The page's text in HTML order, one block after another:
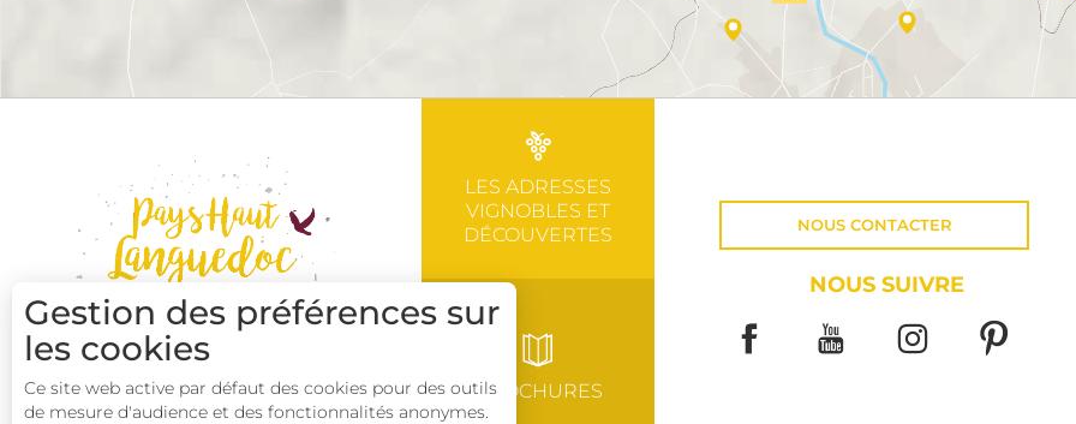
LES ADRESSES
VIGNOBLES ET
DÉCOUVERTES
BROCHURES
NOUS CONTACTER
NOUS SUIVRE
Gestion des préférences sur
les cookies
Ce site web active par défaut des cookies pour des outils
de mesure d'audience et des fonctionnalités anonymes.